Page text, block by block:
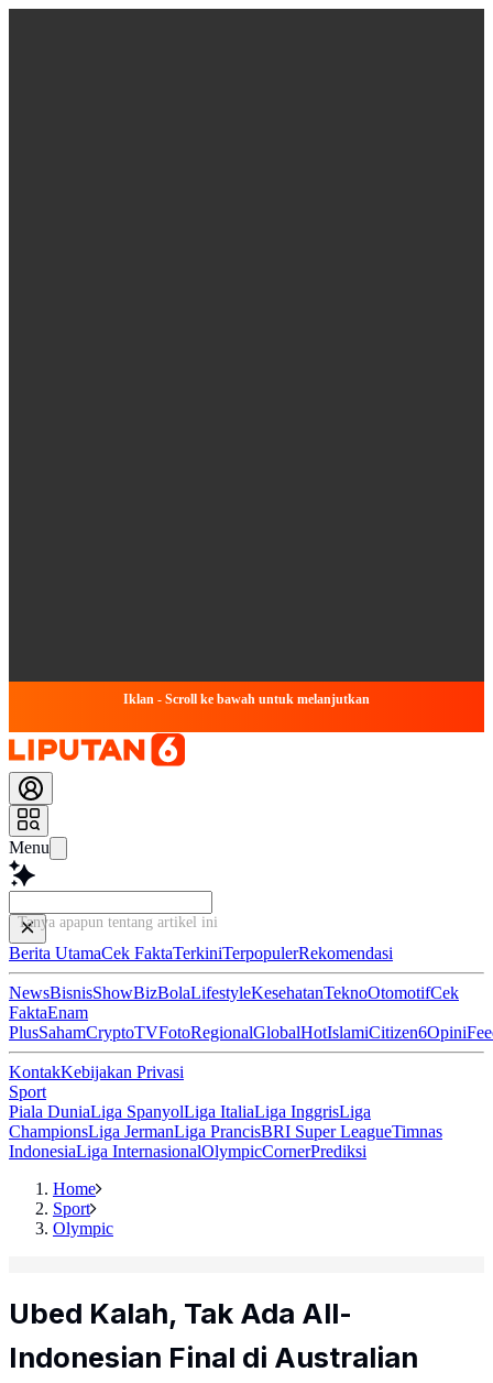
Iklan - Scroll ke bawah untuk melanjutkan
Menu
Tanya apapun tentang artikel ini...
Berita UtamaCek FaktaTerkiniTerpopulerRekomendasi
NewsBisnisShowBizBolaLifestyleKesehatanTeknoOtomotifCek
FaktaEnam
PlusSahamCryptoTVFotoRegionalGlobalHotIslamiCitizen6Opini
KontakKebijakan Privasi
Sport
Piala DuniaLiga SpanyolLiga ItaliaLiga InggrisLiga
ChampionsLiga JermanLiga PrancisBRI Super LeagueTimnas
IndonesiaLiga InternasionalOlympicCornerPrediksi
Home
Sport
Olympic
Ubed Kalah, Tak Ada All-
Indonesian Final di Australian